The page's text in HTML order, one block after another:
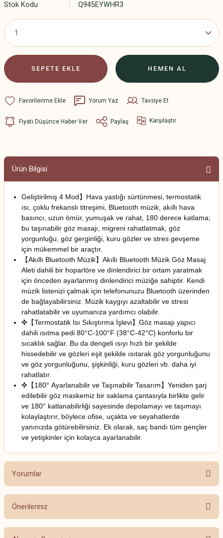
Stok Kodu
Q945EYWHR3
SEPETE EKLE HEMEN AL
Yorum Yaz Tavsiye Et
Fiyatı Düşünce Haber Ver Paylaş Karşılaştır
Ürün Bilgisi
Geliştirilmiş 4 Mod】Hava yastığı sürtünmesi, termostatik
ısı, çoklu frekanslı titreşimi, Bluetooth müzik, akıllı hava
basıncı, uzun ömür, yumuşak ve rahat, 180 derece katlama;
bu taşınabilir göz masajı, migreni rahatlatmak, göz
yorgunluğu, göz gerginliği, kuru gözler ve stres gevşeme
için mükemmel bir araçtır.
【Akıllı Bluetooth Müzik】Akıllı Bluetooth Müzik Göz Masaj
Aleti dahili bir hoparlöre ve dinlendirici bir ortam yaratmak
için önceden ayarlanmış dinlendirici müziğe sahiptir. Kendi
müzik listenizi çalmak için telefonunuzu Bluetooth üzerinden
de bağlayabilirsiniz. Müzik kaygıyı azaltabilir ve stresi
rahatlatabilir ve uyumanıza yardımcı olabilir.
✜【Termostatik Isı Sıkıştırma İşlevi】Göz masajı yapıcı
dahili ısıtma pedi 80°C-100°F (38°C-42°C) konforlu bir
sıcaklık sağlar. Bu da dengeli ısıyı hızlı bir şekilde
hissedebilir ve gözleri eşit şekilde ısıtarak göz yorgunluğunu
ve göz yorgunluğunu, şişkinliği, kuru gözleri vb. daha iyi
rahatlatır.
✜【180° Ayarlanabilir ve Taşınabilir Tasarım】Yeniden şarj
edilebilir göz maskemiz bir saklama çantasıyla birlikte gelir
ve 180° katlanabilirliği sayesinde depolamayı ve taşımayı
kolaylaştırır, böylece ofise, uçakta ve seyahatlerde
yanınızda götürebilirsiniz. Ek olarak, saç bandı tüm gençler
ve yetişkinler için kolayca ayarlanabilir.
Yorumlar
Bu ürüne ilk yorumu siz yapın!
Önerileriniz
Bu ürünün fiyat bilgisi, resim, ürün açıklamalarında ve diğer konularda